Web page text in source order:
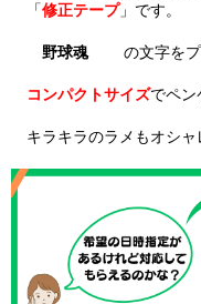
「修正テープ」です。
野球魂の文字をプ
コンパクトサイズでペン
キラキラのラメもオシャ